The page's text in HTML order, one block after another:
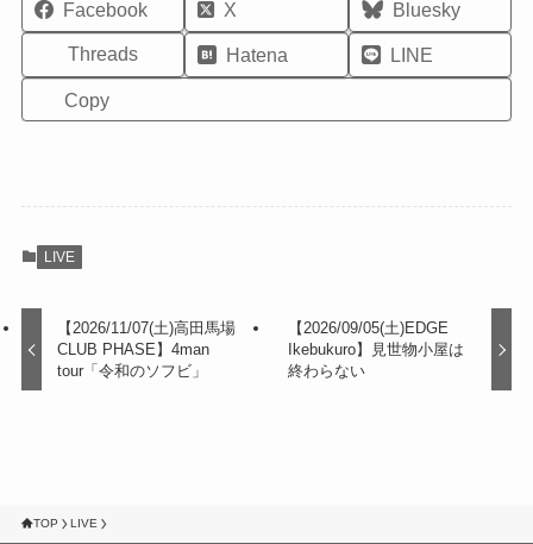
Facebook X Bluesky
Threads Hatena LINE
Copy
LIVE
【2026/11/07(土)高田馬場
CLUB PHASE】4man
tour「令和のソフビ」
【2026/09/05(土)EDGE
Ikebukuro】見世物小屋は
終わらない
TOP LIVE